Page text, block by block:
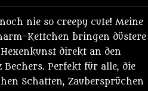
nie so creepy cute! Meine
Kettchen bringen düstere
direkt an den
Bechers. Perfekt für alle, die
Schatten, Zaubersprüchen